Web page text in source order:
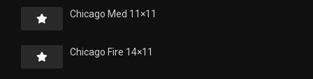
Chicago Med 11×11
Chicago Fire 14×11